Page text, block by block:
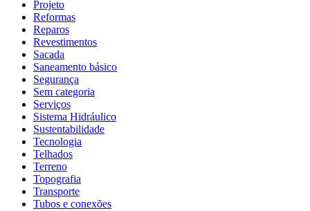
Projeto
Reformas
Reparos
Revestimentos
Sacada
Saneamento básico
Segurança
Sem categoria
Serviços
Sistema Hidráulico
Sustentabilidade
Tecnologia
Telhados
Terreno
Topografia
Transporte
Tubos e conexões